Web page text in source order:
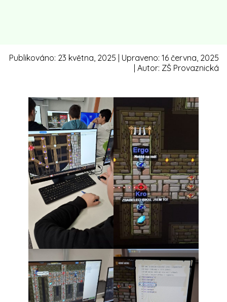
Publikováno: 23 května, 2025 | Upraveno: 16 června, 2025
| Autor: ZŠ Provaznická